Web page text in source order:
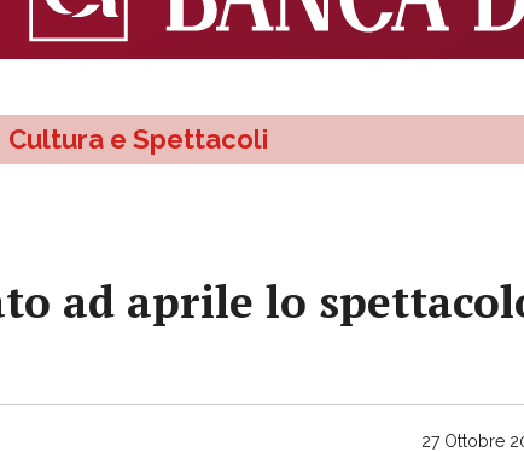
Cultura e Spettacoli
ad aprile lo
27 Ottobre